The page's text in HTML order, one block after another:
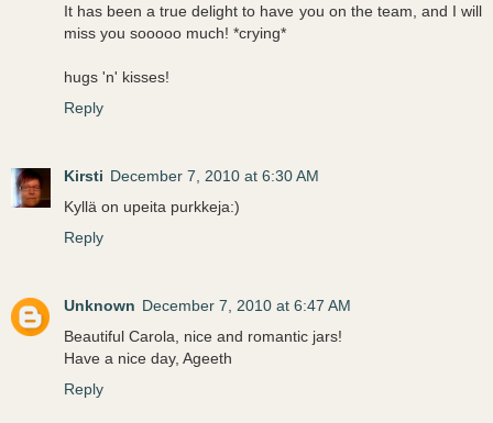
It has been a true delight to have you on the team, and I will
miss you sooooo much! *crying*
hugs 'n' kisses!
Reply
Kirsti December 7, 2010 at 6:30 AM
Kyllä on upeita purkkeja:)
Reply
Unknown December 7, 2010 at 6:47 AM
Beautiful Carola, nice and romantic jars!
Have a nice day, Ageeth
Reply